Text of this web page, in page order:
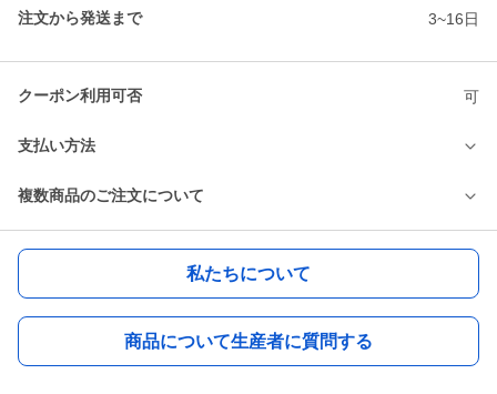
注文から発送まで 3~16日
クーポン利用可否 可
支払い方法
複数商品のご注文について
私たちについて
商品について生産者に質問する